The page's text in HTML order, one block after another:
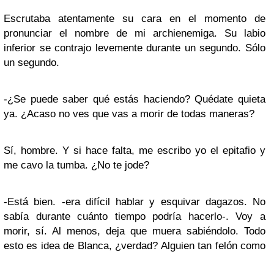
Escrutaba atentamente su cara en el momento de
pronunciar el nombre de mi archienemiga. Su labio
inferior se contrajo levemente durante un segundo. Sólo
un segundo.
-¿Se puede saber qué estás haciendo? Quédate quieta
ya. ¿Acaso no ves que vas a morir de todas maneras?
Sí, hombre. Y si hace falta, me escribo yo el epitafio y
me cavo la tumba. ¿No te jode?
-Está bien. -era difícil hablar y esquivar dagazos. No
sabía durante cuánto tiempo podría hacerlo-. Voy a
morir, sí. Al menos, deja que muera sabiéndolo. Todo
esto es idea de Blanca, ¿verdad? Alguien tan felón como